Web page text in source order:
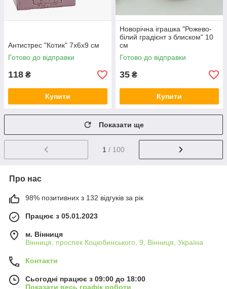
Антистрес "Котик" 7х6х9 см
Готово до відправки
118 ₴
Купити
Новорічна іграшка "Рожево-
білий градієнт з блиском" 10
см
Готово до відправки
35 ₴
Купити
Показати ще
1 / 100
Про нас
98% позитивних з 132 відгуків за рік
Працює з 05.01.2023
м. Вінниця
Вінниця, проспек Коцюбинського, 9, Вінниця, Україна
Контакти
Сьогодні працює з 09:00 до 18:00
Показати весь графік роботи